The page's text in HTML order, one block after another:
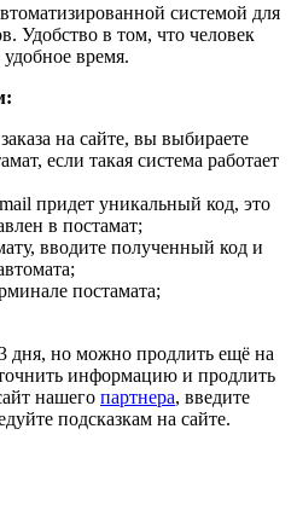
системой для
Удобство в том, что человек
время.
на сайте, вы выбираете
если такая система работает
придет уникальный код, это
в постамат;
вводите полученный код и
постамата;
дня, но можно продлить ещё на
информацию и продлить
нашего партнера, введите
подсказкам на сайте.